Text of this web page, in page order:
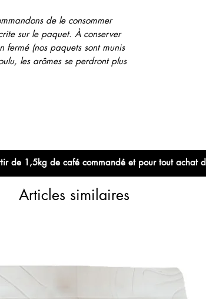
de le consommer
sur le paquet. À conserver
(nos paquets sont munis
les arômes se perdront plus
de 1,5kg de café commandé et pour tout achat
Articles similaires